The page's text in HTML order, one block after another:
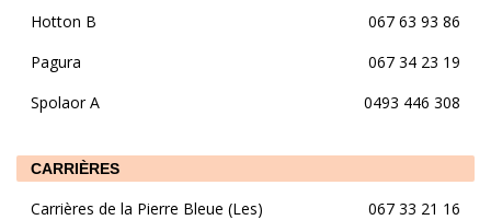
Hotton B
067 63 93 86
Pagura
067 34 23 19
Spolaor A
0493 446 308
CARRIÈRES
Carrières de la Pierre Bleue (Les)
067 33 21 16